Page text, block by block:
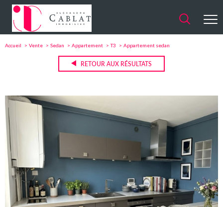
Accueil Vente Sedan Appartement T3 Appartement sedan
RETOUR AUX RÉSULTATS